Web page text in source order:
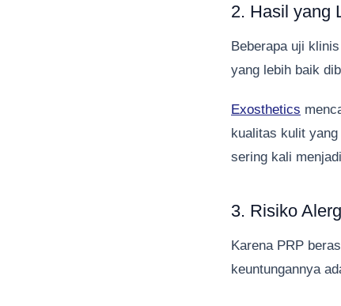
2. Hasil yang
Beberapa uji
yang lebih baik
Exosthetics
kualitas kulit
sering kali
3. Risiko
Karena PRP
keuntungannya